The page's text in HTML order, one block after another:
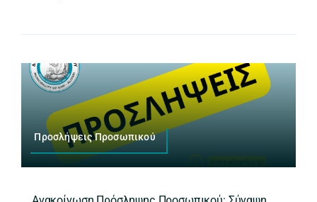
Προσλήψεις Προσωπικού